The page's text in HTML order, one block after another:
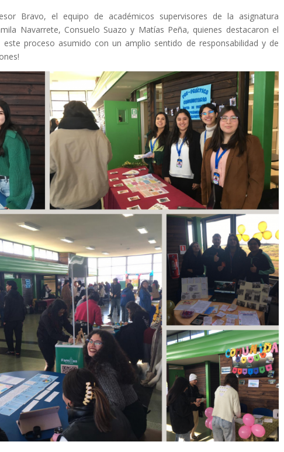
Bravo, el equipo de académicos supervisores de la asignatura
Navarrete, Consuelo Suazo y Matías Peña, quienes destacaron el
proceso asumido con un amplio sentido de responsabilidad y de